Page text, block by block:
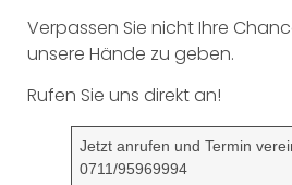
Verpassen Sie nicht Ihre
unsere Hände zu geben.
Rufen Sie uns direkt an!
Jetzt anrufen und Termin
0711/95969994